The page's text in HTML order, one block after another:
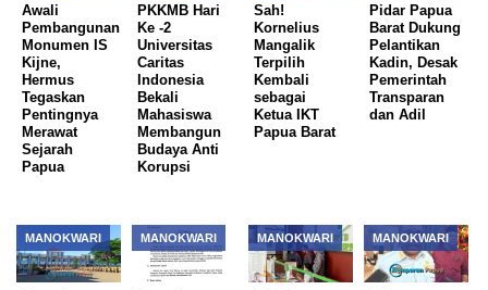
Awali
Pembangunan
Monumen IS
Kijne,
Hermus
Tegaskan
Pentingnya
Merawat
Sejarah
Papua
PKKMB Hari
Ke -2
Universitas
Caritas
Indonesia
Bekali
Mahasiswa
Membangun
Budaya Anti
Korupsi
Sah!
Kornelius
Mangalik
Terpilih
Kembali
sebagai
Ketua IKT
Papua Barat
Pidar Papua
Barat Dukung
Pelantikan
Kadin, Desak
Pemerintah
Transparan
dan Adil
MANOKWARI MANOKWARI MANOKWARI MANOKWARI